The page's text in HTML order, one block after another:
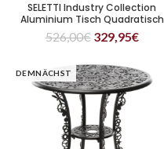
SELETTI Industry Collection
Aluminium Tisch Quadratisch
Schwarz
526,00€ 329,95€
DEMNÄCHST